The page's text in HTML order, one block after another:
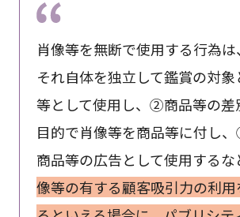
肖像等を無断で使用する行為
それ自体を独立して鑑賞の対象
等として使用し、②商品等の差
目的で肖像等を商品等に付し
商品等の広告として使用するな
像等の有する顧客吸引力の利用